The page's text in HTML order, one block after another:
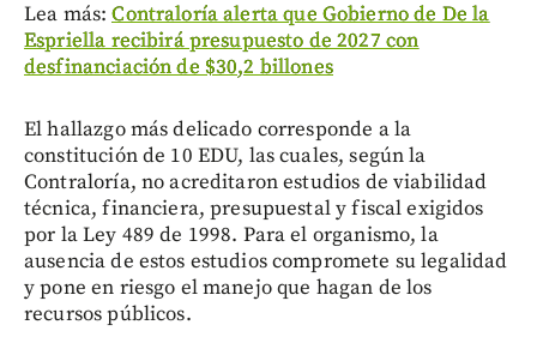
Lea más:Contraloría alerta que Gobierno de De la
Espriella recibirá presupuesto de 2027 con
desfinanciación de $30,2 billones
El hallazgo más delicado corresponde a la
constitución de 10 EDU, las cuales, según la
Contraloría, no acreditaron estudios de viabilidad
técnica, financiera, presupuestal y fiscal exigidos
por la Ley 489 de 1998. Para el organismo, la
ausencia de estos estudios compromete su legalidad
y pone en riesgo el manejo que hagan de los
recursos públicos.